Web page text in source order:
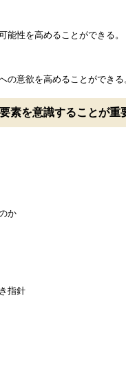
性を高めることができる。
の意欲を高めることができる
素を意識することが重
か
指針